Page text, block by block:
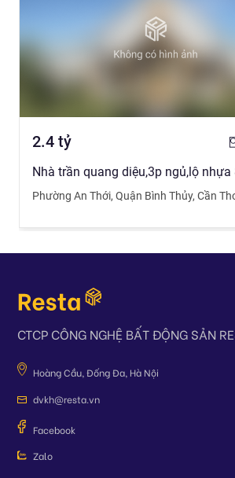
2.4 tỷ
Phường An Thới, Quận Bình Thủy, Cần
CTCP CÔNG NGHỆ BẤT ĐỘNG SẢN
Hoàng Cầu, Đống Đa, Hà Nội
dvkh@resta.vn
Facebook
Zalo